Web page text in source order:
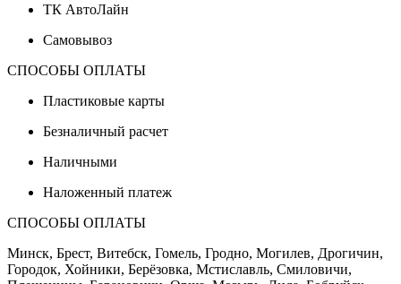
ТК АвтоЛайн
Самовывоз
СПОСОБЫ ОПЛАТЫ
Пластиковые карты
Безналичный расчет
Наличными
Наложенный платеж
СПОСОБЫ ОПЛАТЫ
Минск, Брест, Витебск, Гомель, Гродно, Могилев, Дрогичин,
Городок, Хойники, Берёзовка, Мстиславль, Смиловичи,